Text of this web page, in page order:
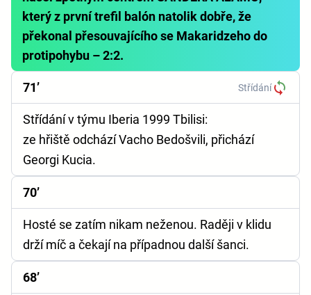
který z první trefil balón natolik dobře, že
překonal přesouvajícího se Makaridzeho do
protipohybu – 2:2.
71’ Střídání
Střídání v týmu Iberia 1999 Tbilisi:
ze hřiště odchází Vacho Bedošvili, přichází
Georgi Kucia.
70’
Hosté se zatím nikam neženou. Raději v klidu
drží míč a čekají na případnou další šanci.
68’